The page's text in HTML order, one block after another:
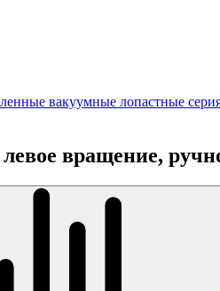
вакуумные лопастные
вращение,